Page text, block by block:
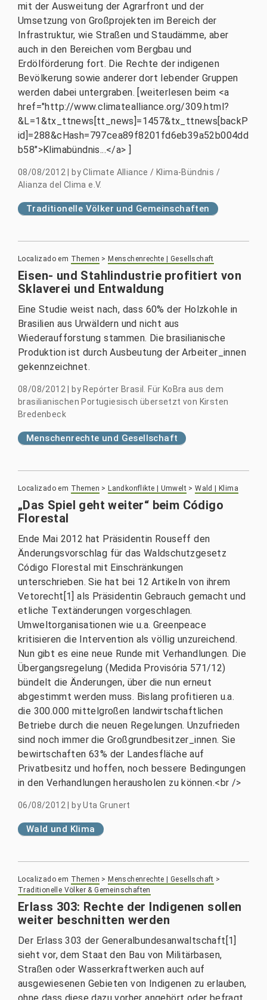
mit der Ausweitung der Agrarfront und der
Umsetzung von Großprojekten im Bereich der
Infrastruktur, wie Straßen und Staudämme, aber
auch in den Bereichen vom Bergbau und
Erdölförderung fort. Die Rechte der indigenen
Bevölkerung sowie anderer dort lebender Gruppen
werden dabei untergraben. [weiterlesen beim <a
href="http://www.climatealliance.org/309.html?
&L=1&tx_ttnews[tt_news]=1457&tx_ttnews[backP
id]=288&cHash=797cea89f8201fd6eb39a52b004dd
b58">Klimabündnis...</a> ]
08/08/2012 byClimate Alliance / Klima-Bündnis /
Alianza del Clima e.V.
Traditionelle Völker und Gemeinschaften
Localizado em Themen > Menschenrechte | Gesellschaft
Eisen- und Stahlindustrie profitiert von
Sklaverei und Entwaldung
Eine Studie weist nach, dass 60% der Holzkohle in
Brasilien aus Urwäldern und nicht aus
Wiederaufforstung stammen. Die brasilianische
Produktion ist durch Ausbeutung der Arbeiter_innen
gekennzeichnet.
08/08/2012 by Repórter Brasil. Für KoBra aus dem
brasilianischen Portugiesisch übersetzt von Kirsten
Bredenbeck
Menschenrechte und Gesellschaft
Localizado em Themen > Landkonflikte | Umwelt >Wald | Klima
„Das Spiel geht weiter“ beim Código
Florestal
Ende Mai 2012 hat Präsidentin Rouseff den
Änderungsvorschlag für das Waldschutzgesetz
Código Florestal mit Einschränkungen
unterschrieben. Sie hat bei 12 Artikeln von ihrem
Vetorecht[1] als Präsidentin Gebrauch gemacht und
etliche Textänderungen vorgeschlagen.
Umweltorganisationen wie u.a. Greenpeace
kritisieren die Intervention als völlig unzureichend.
Nun gibt es eine neue Runde mit Verhandlungen. Die
Übergangsregelung (Medida Provisória 571/12)
bündelt die Änderungen, über die nun erneut
abgestimmt werden muss. Bislang profitieren u.a.
die 300.000 mittelgroßen landwirtschaftlichen
Betriebe durch die neuen Regelungen. Unzufrieden
sind noch immer die Großgrundbesitzer_innen. Sie
bewirtschaften 63% der Landesfläche auf
Privatbesitz und hoffen, noch bessere Bedingungen
in den Verhandlungen herausholen zu können.<br />
06/08/2012 byUta Grunert
Wald und Klima
Localizado em Themen > Menschenrechte | Gesellschaft >
Traditionelle Völker & Gemeinschaften
Erlass 303: Rechte der Indigenen sollen
weiter beschnitten werden
Der Erlass 303 der Generalbundesanwaltschaft[1]
sieht vor, dem Staat den Bau von Militärbasen,
Straßen oder Wasserkraftwerken auch auf
ausgewiesenen Gebieten von Indigenen zu erlauben,